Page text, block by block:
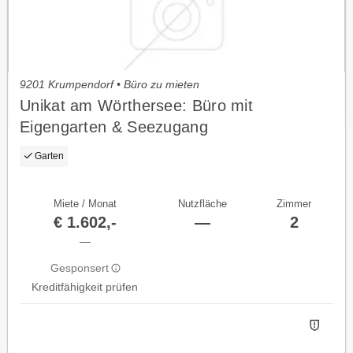
9201 Krumpendorf • Büro zu mieten
Unikat am Wörthersee: Büro mit
Eigengarten & Seezugang
Garten
Miete / Monat
€ 1.602,-
—
Gesponsert
Kreditfähigkeit prüfen
Nutzfläche
—
Zimmer
2